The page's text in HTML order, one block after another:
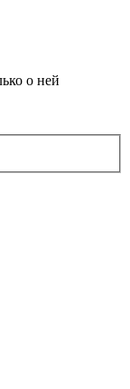
о ней